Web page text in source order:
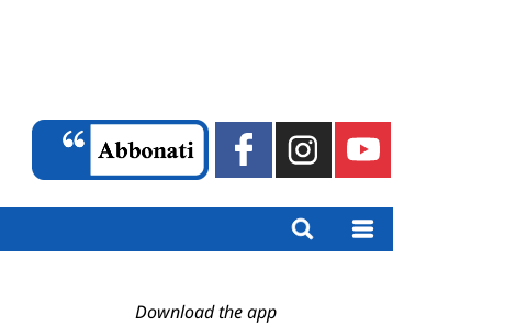
Download the app